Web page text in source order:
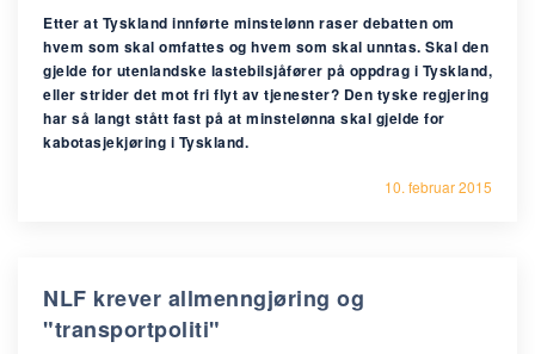
Etter at Tyskland innførte minstelønn raser debatten om
hvem som skal omfattes og hvem som skal unntas. Skal den
gjelde for utenlandske lastebilsjåfører på oppdrag i Tyskland,
eller strider det mot fri flyt av tjenester? Den tyske regjering
har så langt stått fast på at minstelønna skal gjelde for
kabotasjekjøring i Tyskland.
10. februar 2015
NLF krever allmenngjøring og
"transportpoliti"